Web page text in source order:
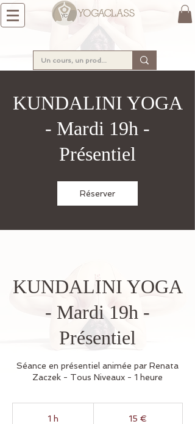
KUNDALINI YOGA
- Mardi 19h -
Présentiel
Réserver
KUNDALINI YOGA
- Mardi 19h -
Présentiel
Séance en présentiel animée par Renata
Zaczek - Tous Niveaux - 1 heure
1 h 15 €